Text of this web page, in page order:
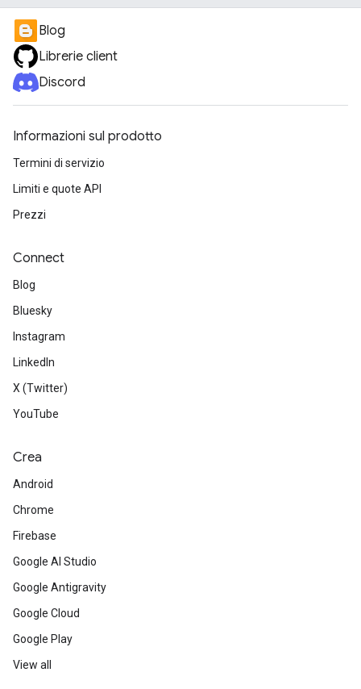
Blog
Librerie client
Discord
Informazioni sul prodotto
Termini di servizio
Limiti e quote API
Prezzi
Connect
Blog
Bluesky
Instagram
LinkedIn
X (Twitter)
YouTube
Crea
Android
Chrome
Firebase
Google AI Studio
Google Antigravity
Google Cloud
Google Play
View all